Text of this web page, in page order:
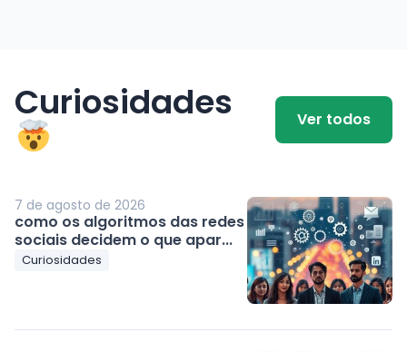
Curiosidades Ver todos
7 de agosto de 2026
como os algoritmos das redes
sociais decidem o que apar...
Curiosidades